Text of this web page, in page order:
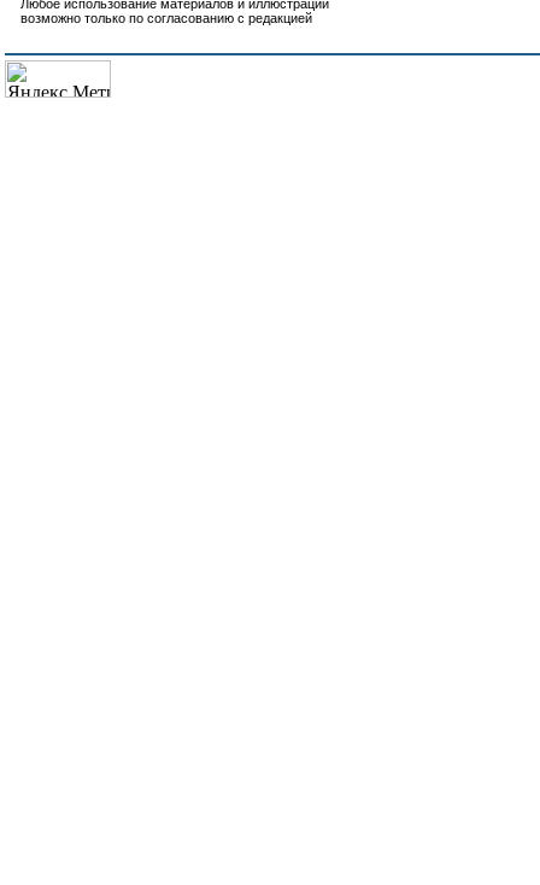
Любое использование материалов и иллюстраций
возможно только по согласованию с редакцией